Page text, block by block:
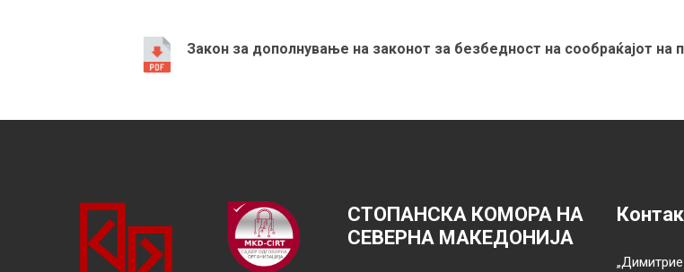
Закон за дополнување на законот за безбедност на сообраќајот на
СТОПАНСКА КОМОРА НА
СЕВЕРНА МАКЕДОНИЈА